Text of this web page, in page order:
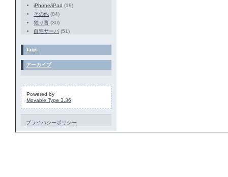
iPhone/iPad (19)
その他 (84)
独り言 (30)
自宅サーバ (51)
Tags
アーカイブ
Powered by
Movable Type 3.36
プライバシーポリシー